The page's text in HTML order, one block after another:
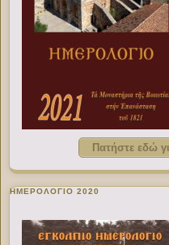
Πατήστε εδώ
ΗΜΕΡΟΛΟΓΙΟ 2020